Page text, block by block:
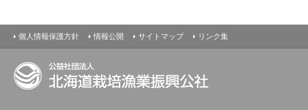
個人情報保護方針 情報公開 サイトマップ リンク集